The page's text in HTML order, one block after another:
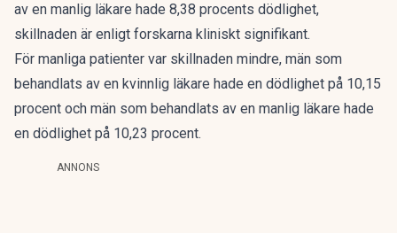
av en manlig läkare hade 8,38 procents dödlighet,
skillnaden är enligt forskarna kliniskt signifikant.
För manliga patienter var skillnaden mindre, män som
behandlats av en kvinnlig läkare hade en dödlighet på 10,15
procent och män som behandlats av en manlig läkare hade
en dödlighet på 10,23 procent.
ANNONS